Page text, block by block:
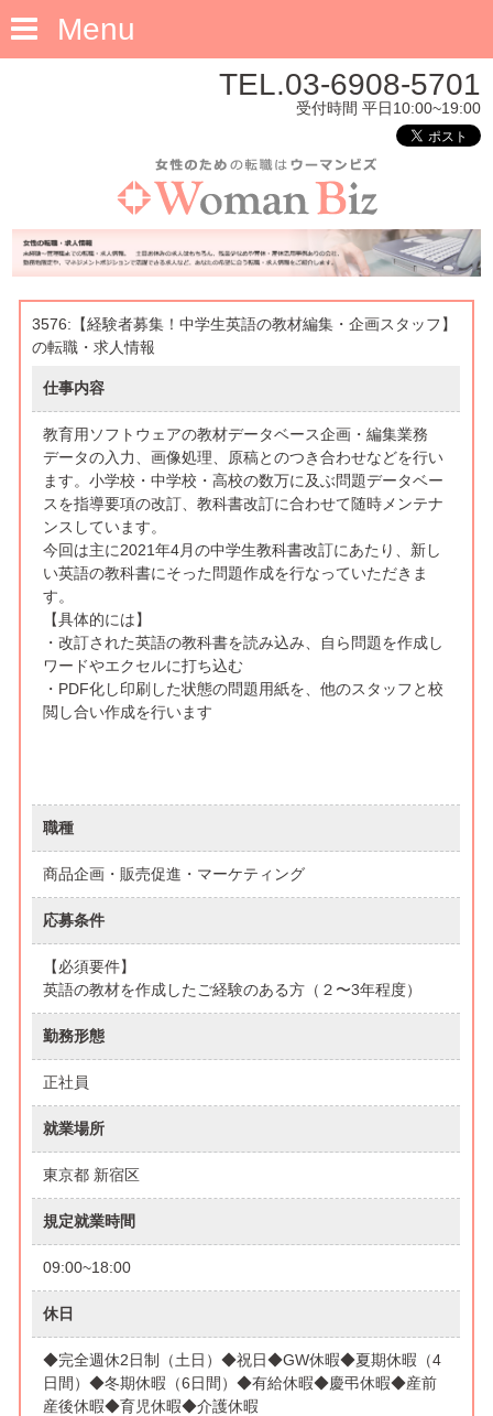
Menu
TEL.03-6908-5701
受付時間 平日10:00~19:00
3576:【経験者募集！中学生英語の教材編集・企画スタッフ】
の転職・求人情報
仕事内容
教育用ソフトウェアの教材データベース企画・編集業務
データの入力、画像処理、原稿とのつき合わせなどを行い
ます。小学校・中学校・高校の数万に及ぶ問題データベー
スを指導要項の改訂、教科書改訂に合わせて随時メンテナ
ンスしています。
今回は主に2021年4月の中学生教科書改訂にあたり、新し
い英語の教科書にそった問題作成を行なっていただきま
す。
【具体的には】
・改訂された英語の教科書を読み込み、自ら問題を作成し
ワードやエクセルに打ち込む
・PDF化し印刷した状態の問題用紙を、他のスタッフと校
閲し合い作成を行います
職種
商品企画・販売促進・マーケティング
応募条件
【必須要件】
英語の教材を作成したご経験のある方（２〜3年程度）
勤務形態
正社員
就業場所
東京都 新宿区
規定就業時間
09:00~18:00
休日
◆完全週休2日制（土日）◆祝日◆GW休暇◆夏期休暇（4
日間）◆冬期休暇（6日間）◆有給休暇◆慶弔休暇◆産前
産後休暇◆育児休暇◆介護休暇